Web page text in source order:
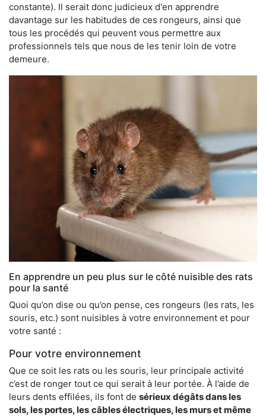
constante). Il serait donc judicieux d'en apprendre
davantage sur les habitudes de ces rongeurs, ainsi que
tous les procédés qui peuvent vous permettre aux
professionnels tels que nous de les tenir loin de votre
demeure.
En apprendre un peu plus sur le côté nuisible des rats
pour la santé
Quoi qu’on dise ou qu’on pense, ces rongeurs (les rats, les
souris, etc.) sont nuisibles à votre environnement et pour
votre santé :
Pour votre environnement
Que ce soit les rats ou les souris, leur principale activité
c’est de ronger tout ce qui serait à leur portée. À l’aide de
leurs dents effilées, ils font de sérieux dégâts dans les
sols, les portes, les câbles électriques, les murs et même